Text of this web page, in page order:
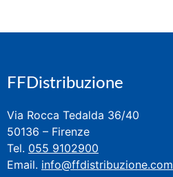
FFDistribuzione
Via Rocca Tedalda 36/40
50136 – Firenze
Tel. 055 9102900
Email. info@ffdistribuzione.com